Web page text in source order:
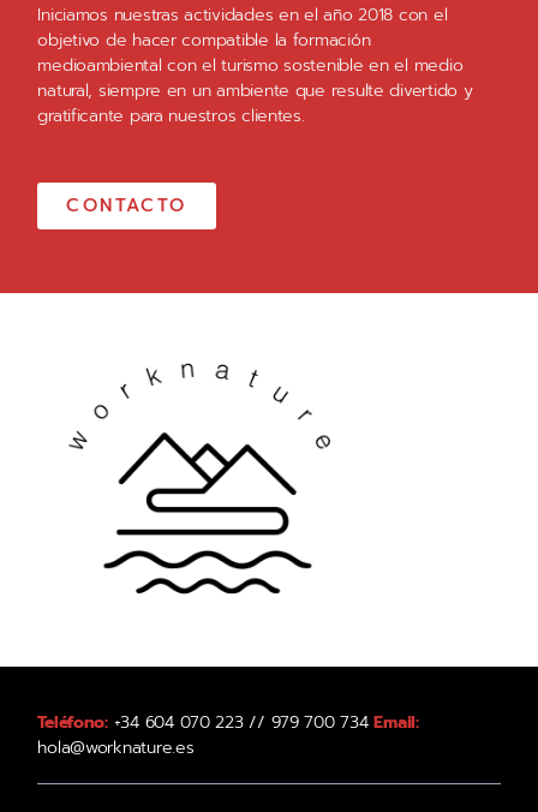
Iniciamos nuestras actividades en el año 2018 con el
objetivo de hacer compatible la formación
medioambiental con el turismo sostenible en el medio
natural, siempre en un ambiente que resulte divertido y
gratificante para nuestros clientes.
CONTACTO
Teléfono: +34 604 070 223 // 979 700 734Email:
hola@worknature.es